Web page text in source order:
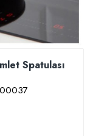
Spatulası